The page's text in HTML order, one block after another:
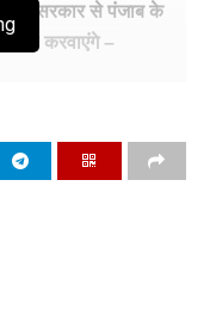
सरकार से पंजाब के
करवाएंगे –
योगदान होगा – भगवंत